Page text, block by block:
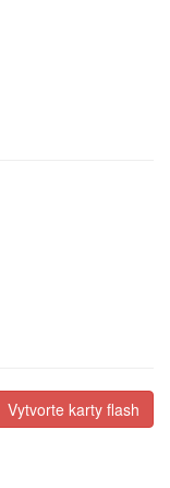
Vytvorte karty flash